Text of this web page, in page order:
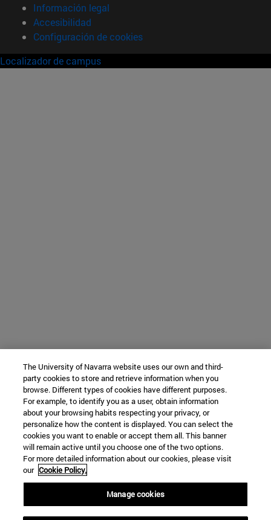
Información legal
Accesibilidad
Configuración de cookies
Localizador de campus
The University of Navarra website uses our own and third-
party cookies to store and retrieve information when you
browse. Different types of cookies have different purposes.
For example, to identify you as a user, obtain information
about your browsing habits respecting your privacy, or
personalize how the content is displayed. You can select the
cookies you want to enable or accept them all. This banner
will remain active until you choose one of the two options.
For more detailed information about our cookies, please visit
our Cookie Policy.
Manage cookies